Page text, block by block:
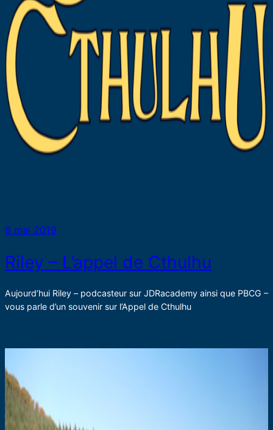
8 mai 2019
Riley – L’appel de Cthulhu
Aujourd’hui Riley – podcasteur sur JDRacademy ainsi que PBCG –
vous parle d’un souvenir sur l’Appel de Cthulhu